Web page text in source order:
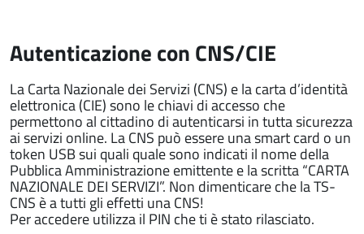
Autenticazione con CNS/CIE
La Carta Nazionale dei Servizi (CNS) e la carta d’identità
elettronica (CIE) sono le chiavi di accesso che
permettono al cittadino di autenticarsi in tutta sicurezza
ai servizi online. La CNS può essere una smart card o un
token USB sui quali quale sono indicati il nome della
Pubblica Amministrazione emittente e la scritta “CARTA
NAZIONALE DEI SERVIZI”. Non dimenticare che la TS-
CNS è a tutti gli effetti una CNS!
Per accedere utilizza il PIN che ti è stato rilasciato.